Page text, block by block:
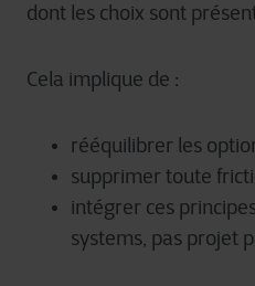
dont les choix sont
Cela implique de :
rééquilibrer les
supprimer toute
intégrer ces
systems, pas projet